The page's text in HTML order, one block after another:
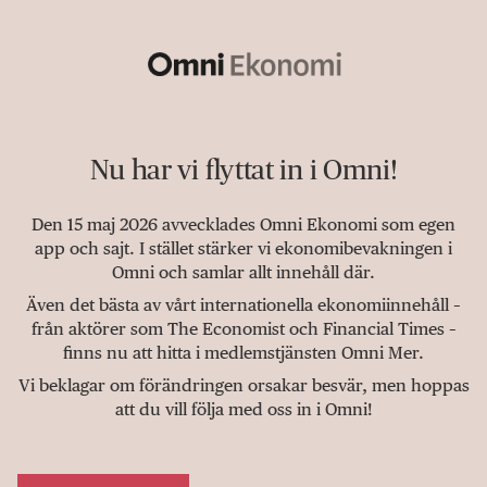
Nu har vi flyttat in i Omni!
Den 15 maj 2026 avvecklades Omni Ekonomi som egen
app och sajt. I stället stärker vi ekonomibevakningen i
Omni och samlar allt innehåll där.
Även det bästa av vårt internationella ekonomiinnehåll –
från aktörer som The Economist och Financial Times –
finns nu att hitta i medlemstjänsten Omni Mer.
Vi beklagar om förändringen orsakar besvär, men hoppas
att du vill följa med oss in i Omni!